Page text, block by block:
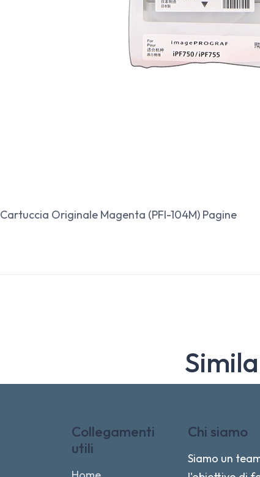
Cartuccia Originale Magenta (PFI-104M) Pagine
Collegamenti
utili
Chi siamo
Siamo un